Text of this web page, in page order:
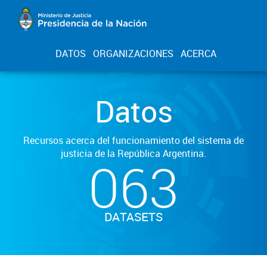
DATOS ORGANIZACIONES ACERCA
Datos
Recursos acerca del funcionamiento del sistema de
justicia de la República Argentina.
063
DATASETS